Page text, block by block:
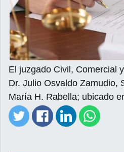
El juzgado Civil, Comercial
Dr. Julio Osvaldo Zamudio,
María H. Rabella; ubicado